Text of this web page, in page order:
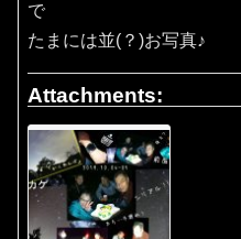
で
たまには並(？)お写真♪
Attachments: